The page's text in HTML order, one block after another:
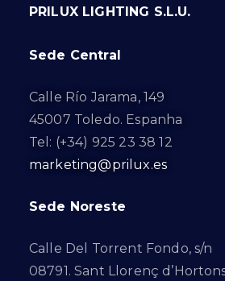
PRILUX LIGHTING S.L.U.
Sede Central
Calle Río Jarama, 149
45007 Toledo. Espanha
Tel: (+34) 925 23 38 12
marketing@prilux.es
Sede Noreste
Calle Del Torrent Fondo, s/n
08791. Sant Llorenç